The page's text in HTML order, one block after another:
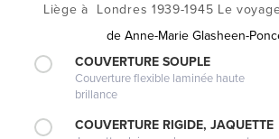
Liège à Londres 1939-1945 Le
de Anne-Marie Glasheen-
COUVERTURE SOUPLE
Couverture flexible laminée haute
brillance
COUVERTURE RIGIDE, JAQUETTE